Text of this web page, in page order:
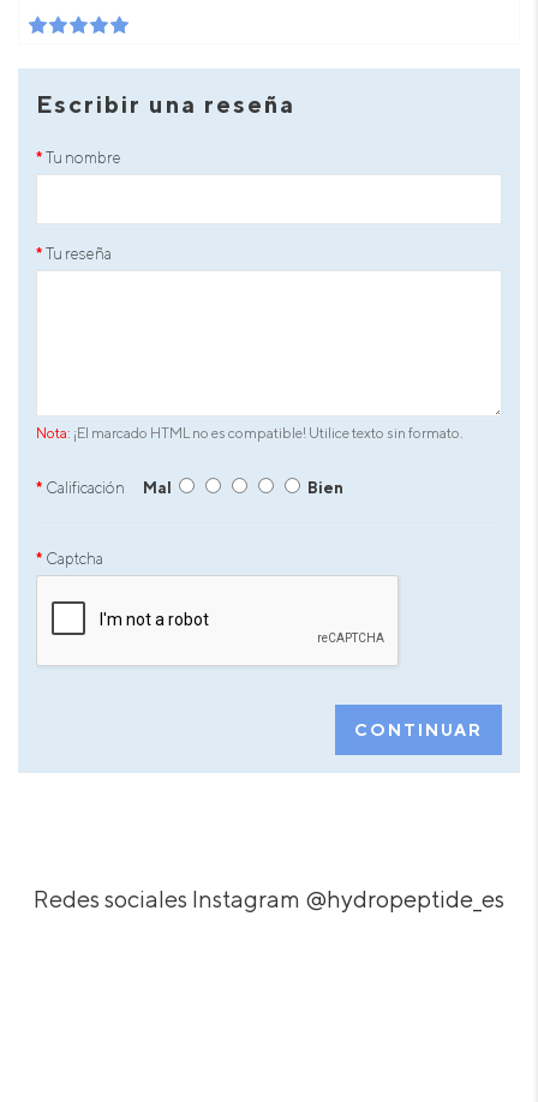
Escribir una reseña
Tu nombre
Tu reseña
Nota: ¡El marcado HTML no es compatible! Utilice texto sin formato.
Calificación Mal Bien
Captcha
CONTINUAR
Redes sociales Instagram @hydropeptide_es